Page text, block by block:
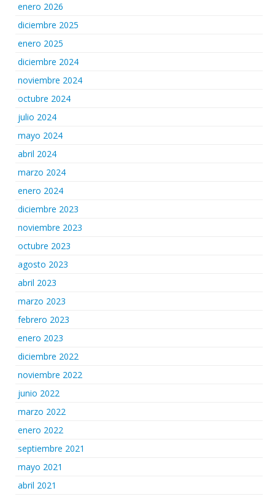
enero 2026
diciembre 2025
enero 2025
diciembre 2024
noviembre 2024
octubre 2024
julio 2024
mayo 2024
abril 2024
marzo 2024
enero 2024
diciembre 2023
noviembre 2023
octubre 2023
agosto 2023
abril 2023
marzo 2023
febrero 2023
enero 2023
diciembre 2022
noviembre 2022
junio 2022
marzo 2022
enero 2022
septiembre 2021
mayo 2021
abril 2021